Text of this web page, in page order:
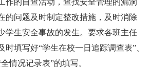
作的自查活动，查找安全管理的漏洞
的问题及时制定整改措施，及时消除
学生安全事故的发生。要求各班主任
时填写好“学生在校一日追踪调查表”、
情况记录表”的填写。